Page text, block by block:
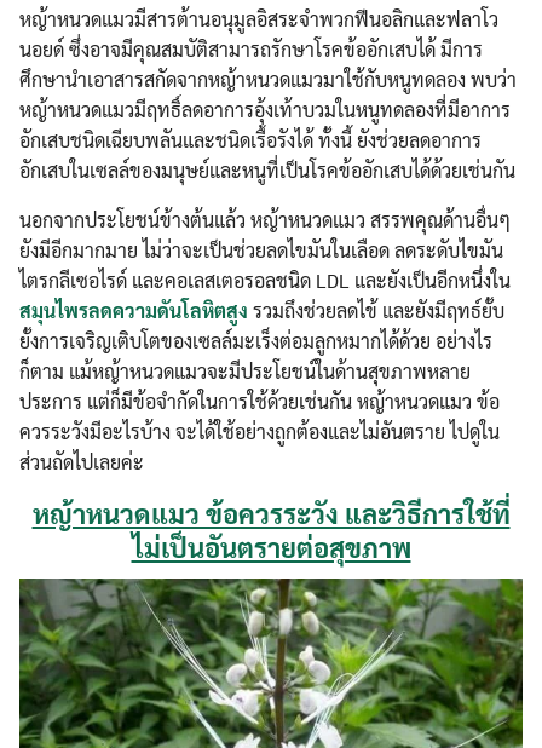
หญ้าหนวดแมวมีสารต้านอนุมูลอิสระจำพวกฟีนอลิกและฟลาโว
นอยด์ ซึ่งอาจมีคุณสมบัติสามารถรักษาโรคข้ออักเสบได้ มีการ
ศึกษานำเอาสารสกัดจากหญ้าหนวดแมวมาใช้กับหนูทดลอง พบว่า
หญ้าหนวดแมวมีฤทธิ์ลดอาการอุ้งเท้าบวมในหนูทดลองที่มีอาการ
อักเสบชนิดเฉียบพลันและชนิดเรื้อรังได้ ทั้งนี้ ยังช่วยลดอาการ
อักเสบในเซลล์ของมนุษย์และหนูที่เป็นโรคข้ออักเสบได้ด้วยเช่นกัน
นอกจากประโยชน์ข้างต้นแล้ว หญ้าหนวดแมว สรรพคุณด้านอื่นๆ
ยังมีอีกมากมาย ไม่ว่าจะเป็นช่วยลดไขมันในเลือด ลดระดับไขมัน
ไตรกลีเซอไรด์ และคอเลสเตอรอลชนิด LDL และยังเป็นอีกหนึ่งใน
สมุนไพรลดความดันโลหิตสูง รวมถึงช่วยลดไข้ และยังมีฤทธ์ยั้บ
ยั้งการเจริญเติบโตของเซลล์มะเร็งต่อมลูกหมากได้ด้วย อย่างไร
ก็ตาม แม้หญ้าหนวดแมวจะมีประโยชน์ในด้านสุขภาพหลาย
ประการ แต่ก็มีข้อจำกัดในการใช้ด้วยเช่นกัน หญ้าหนวดแมว ข้อ
ควรระวังมีอะไรบ้าง จะได้ใช้อย่างถูกต้องและไม่อันตราย ไปดูใน
ส่วนถัดไปเลยค่ะ
หญ้าหนวดแมว ข้อควรระวัง และวิธีการใช้ที่
ไม่เป็นอันตรายต่อสุขภาพ